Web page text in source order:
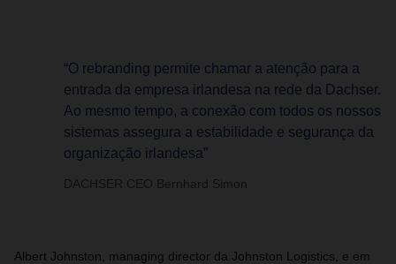
“O rebranding permite chamar a atenção para a
entrada da empresa irlandesa na rede da Dachser.
Ao mesmo tempo, a conexão com todos os nossos
sistemas assegura a estabilidade e segurança da
organização irlandesa”
DACHSER CEO Bernhard Simon
Albert Johnston, managing director da Johnston Logistics, e em